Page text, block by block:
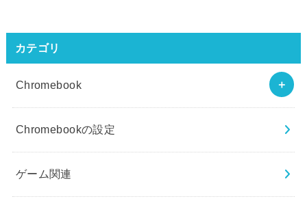
カテゴリ
Chromebook
Chromebookの設定
ゲーム関連